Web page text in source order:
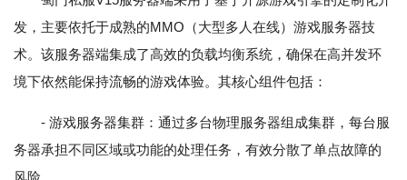
发，主要依托于成熟的MMO（大型多人在线）游戏服务器技
术。该服务器端集成了高效的负载均衡系统，确保在高并发环
境下依然能保持流畅的游戏体验。其核心组件包括：
- 游戏服务器集群：通过多台物理服务器组成集群，每台服
务器承担不同区域或功能的处理任务，有效分散了单点故障的
风险。